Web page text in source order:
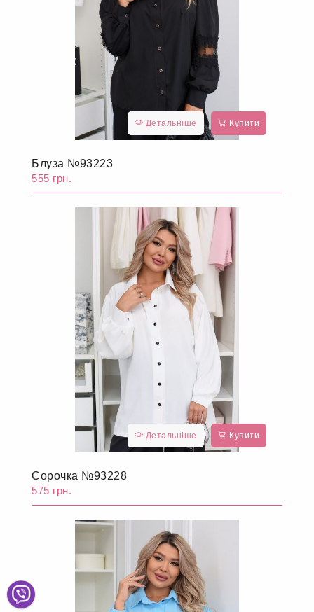
Детальніше Купити
Блуза №93223
555 грн.
Детальніше Купити
Сорочка №93228
575 грн.